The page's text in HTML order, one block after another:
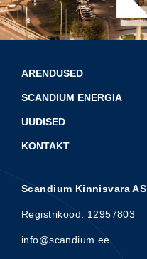
ARENDUSED
SCANDIUM ENERGIA
UUDISED
KONTAKT
Scandium Kinnisvara AS
Registrikood: 12957803
info@scandium.ee